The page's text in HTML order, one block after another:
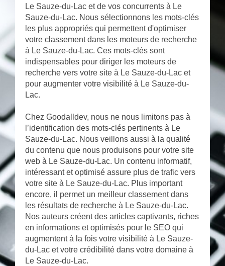
Le Sauze-du-Lac et de vos concurrents à Le
Sauze-du-Lac. Nous sélectionnons les mots-clés
les plus appropriés qui permettent d'optimiser
votre classement dans les moteurs de recherche
à Le Sauze-du-Lac. Ces mots-clés sont
indispensables pour diriger les moteurs de
recherche vers votre site à Le Sauze-du-Lac et
pour augmenter votre visibilité à Le Sauze-du-
Lac.
Chez Goodalldev, nous ne nous limitons pas à
l’identification des mots-clés pertinents à Le
Sauze-du-Lac. Nous veillons aussi à la qualité
du contenu que nous produisons pour votre site
web à Le Sauze-du-Lac. Un contenu informatif,
intéressant et optimisé assure plus de trafic vers
votre site à Le Sauze-du-Lac. Plus important
encore, il permet un meilleur classement dans
les résultats de recherche à Le Sauze-du-Lac.
Nos auteurs créent des articles captivants, riches
en informations et optimisés pour le SEO qui
augmentent à la fois votre visibilité à Le Sauze-
du-Lac et votre crédibilité dans votre domaine à
Le Sauze-du-Lac.